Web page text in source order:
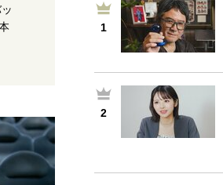
プロフェッショナルの矜持
ファーストキャリアを拓く
1
2